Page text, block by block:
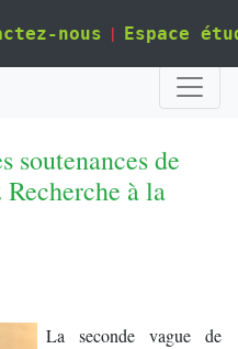
nous | Espace
soutenances de
à la
La seconde vague de